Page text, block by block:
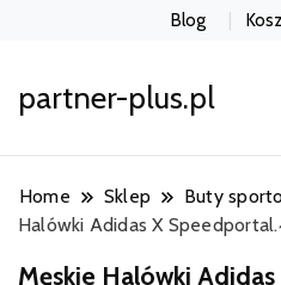
Blog
partner-plus.pl
Home Sklep Buty
Halówki Adidas X
Męskie Halówki